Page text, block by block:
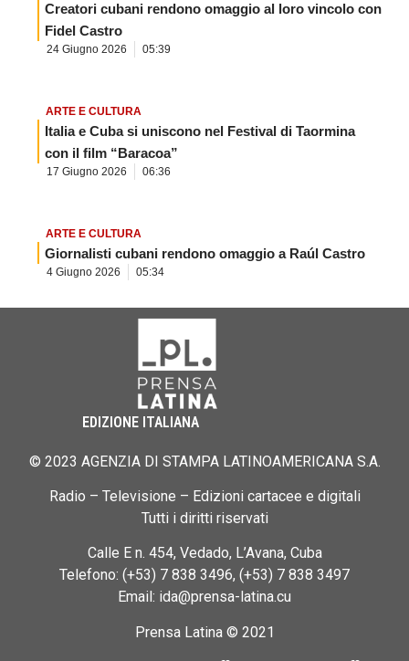
Creatori cubani rendono omaggio al loro vincolo con
Fidel Castro
24 Giugno 2026 05:39
ARTE E CULTURA
Italia e Cuba si uniscono nel Festival di Taormina
con il film “Baracoa”
17 Giugno 2026 06:36
ARTE E CULTURA
Giornalisti cubani rendono omaggio a Raúl Castro
4 Giugno 2026 05:34
EDIZIONE ITALIANA
© 2023 AGENZIA DI STAMPA LATINOAMERICANA S.A.
Radio – Televisione – Edizioni cartacee e digitali
Tutti i diritti riservati
Calle E n. 454, Vedado, L’Avana, Cuba
Telefono: (+53) 7 838 3496, (+53) 7 838 3497
Email: ida@prensa-latina.cu
Prensa Latina © 2021